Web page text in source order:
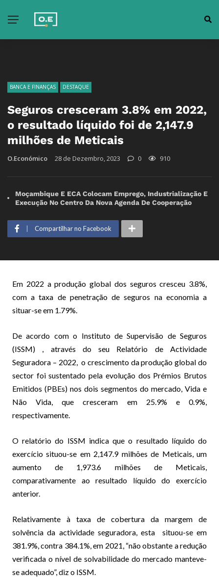
BANCA E FINANÇAS DESTAQUE
Seguros cresceram 3.8% em 2022,
o resultado líquido foi de 2,147.9
milhões de Meticais
O.Económico 28 de Dezembro, 2023 0 910
Moçambique E ECA Colocam Emprego, Industrialização E
Execução No Centro Da Nova Agenda De Cooperação
Compartilhar no Facebook
Em 2022 a produção global dos seguros cresceu 3.8%,
com a taxa de penetração de seguros na economia a
situar-se em 1.79%.
De acordo com o Instituto de Supervisão de Seguros
(ISSM) , através do seu Relatório de Actividade
Seguradora – 2022, o crescimento da produção global do
sector foi sustentado pela evolução dos Prémios Brutos
Emitidos (PBEs) nos dois segmentos do mercado, Vida e
Não Vida, que cresceram em 25.9% e 0.9%,
respectivamente.
O relatório do ISSM indica que o resultado líquido do
exercício situou-se em 2,147.9 milhões de Meticais, um
aumento de 1,973.6 milhões de Meticais,
comparativamente ao resultado líquido do exercício
anterior.
Relativamente à taxa de cobertura da margem de
solvência da actividade seguradora, esta situou-se em
381.9%, contra 384.1%, em 2021, “não obstante a redução
verificada o nível de solvabilidade do mercado manteve-
se adequado”, diz o ISSM.